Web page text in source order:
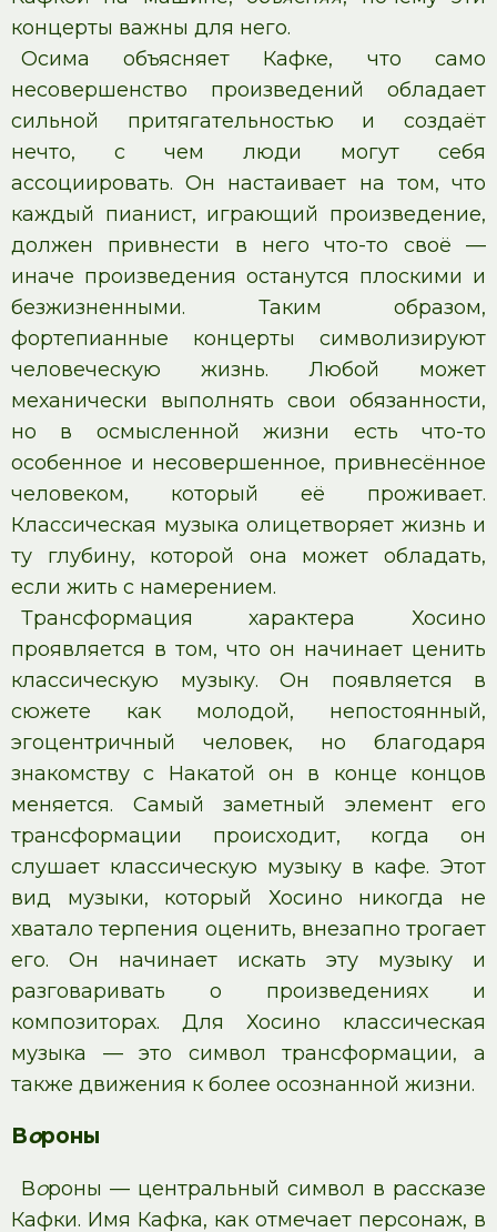
концерты важны для него.
Осима объясняет Кафке, что само
несовершенство произведений обладает
сильной притягательностью и создаёт
нечто, с чем люди могут себя
ассоциировать. Он настаивает на том, что
каждый пианист, играющий произведение,
должен привнести в него что-то своё —
иначе произведения останутся плоскими и
безжизненными. Таким образом,
фортепианные концерты символизируют
человеческую жизнь. Любой может
механически выполнять свои обязанности,
но в осмысленной жизни есть что-то
особенное и несовершенное, привнесённое
человеком, который её проживает.
Классическая музыка олицетворяет жизнь и
ту глубину, которой она может обладать,
если жить с намерением.
Трансформация характера Хосино
проявляется в том, что он начинает ценить
классическую музыку. Он появляется в
сюжете как молодой, непостоянный,
эгоцентричный человек, но благодаря
знакомству с Накатой он в конце концов
меняется. Самый заметный элемент его
трансформации происходит, когда он
слушает классическую музыку в кафе. Этот
вид музыки, который Хосино никогда не
хватало терпения оценить, внезапно трогает
его. Он начинает искать эту музыку и
разговаривать о произведениях и
композиторах. Для Хосино классическая
музыка — это символ трансформации, а
также движения к более осознанной жизни.
Вороны
Вороны — центральный символ в рассказе
Кафки. Имя Кафка, как отмечает персонаж, в